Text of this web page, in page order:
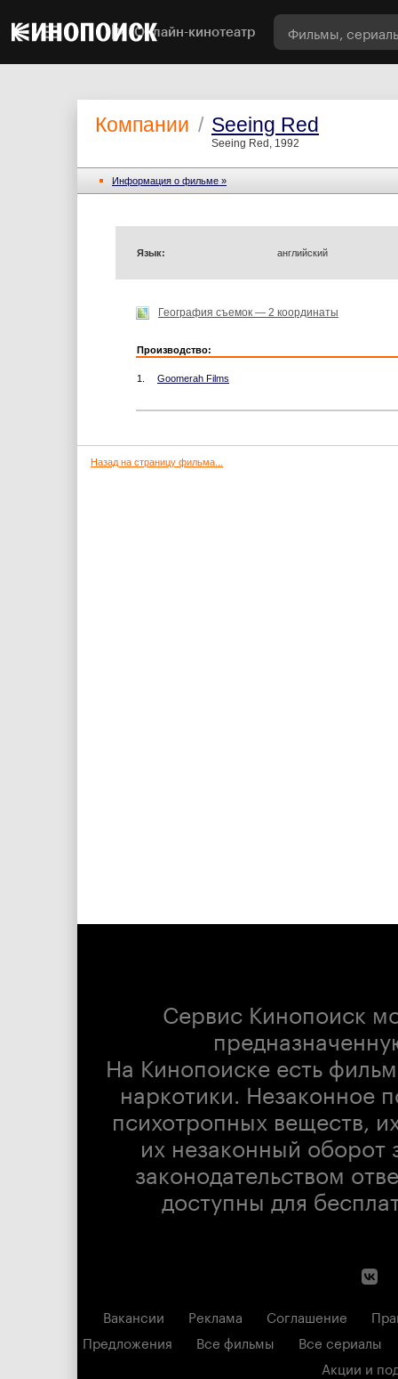
Онлайн-кинотеатр
Компании / Seeing Red
Seeing Red, 1992
Информация o фильме »
Язык: английский
География съемок — 2 координаты
Производство:
1. Goomerah Films
Назад на страницу фильма...
Сервис Кинопоиск
На Кинопоиске есть
наркотики. Незаконное
психотропных веществ,
их незаконный оборот
законодательством
доступны для
Вакансии Реклама Соглашение
Предложения
Все фильмы
Все сериалы
Акции и